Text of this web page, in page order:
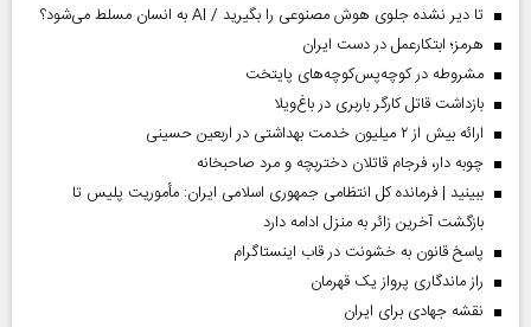
تا دیر نشده جلوی هوش مصنوعی را بگیرید / AI به انسان مسلط می‌شود؟
هرمز؛ ابتکارعمل در دست ایران
مشروطه در کوچه‌پس‌کوچه‌های پایتخت
بازداشت قاتل کارگر باربری در باغ‌ویلا
ارائه بیش از ۲ میلیون خدمت بهداشتی در اربعین حسینی
چوبه دار، فرجام قاتلان دختربچه و مرد صاحبخانه
ببینید | فرمانده کل انتظامی جمهوری اسلامی ایران­: مأموریت پلیس تا
بازگشت آخرین زائر به منزل ادامه دارد
پاسخ قانون به خشونت در قاب اینستاگرام
راز ماندگاری پرواز یک قهرمان
نقشه جهادی برای ایران